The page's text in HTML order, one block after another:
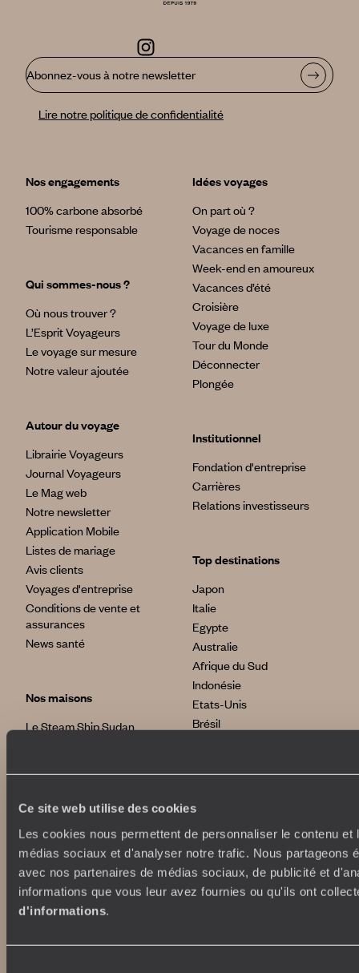
Ce site web utilise des cookies
Les cookies nous permettent de personnaliser le contenu
médias sociaux et d'analyser notre trafic. Nous partageons
avec nos partenaires de médias sociaux, de publicité et
informations que vous leur avez fournies ou qu'ils ont
d'informations.
Abonnez-vous à notre newsletter
Lire notre politique de confidentialité
Nos engagements
100% carbone absorbé
Tourisme responsable
Qui sommes-nous ?
Où nous trouver ?
L’Esprit Voyageurs
Le voyage sur mesure
Notre valeur ajoutée
Autour du voyage
Librairie Voyageurs
Journal Voyageurs
Le Mag web
Notre newsletter
Application Mobile
Listes de mariage
Avis clients
Voyages d'entreprise
Conditions de vente et
assurances
News santé
Nos maisons
Le Steam Ship Sudan
La Villa Bahia
Idées voyages
On part où ?
Voyage de noces
Vacances en famille
Week-end en amoureux
Vacances d’été
Croisière
Voyage de luxe
Tour du Monde
Déconnecter
Plongée
Institutionnel
Fondation d'entreprise
Carrières
Relations investisseurs
Top destinations
Japon
Italie
Egypte
Australie
Afrique du Sud
Indonésie
Etats-Unis
Brésil
voyageursdumonde.fr
voyageursdumonde.be
voyageursdumonde.ch/de
voyageursdumonde.ca
voyageursdumonde.com
originaldiving.com